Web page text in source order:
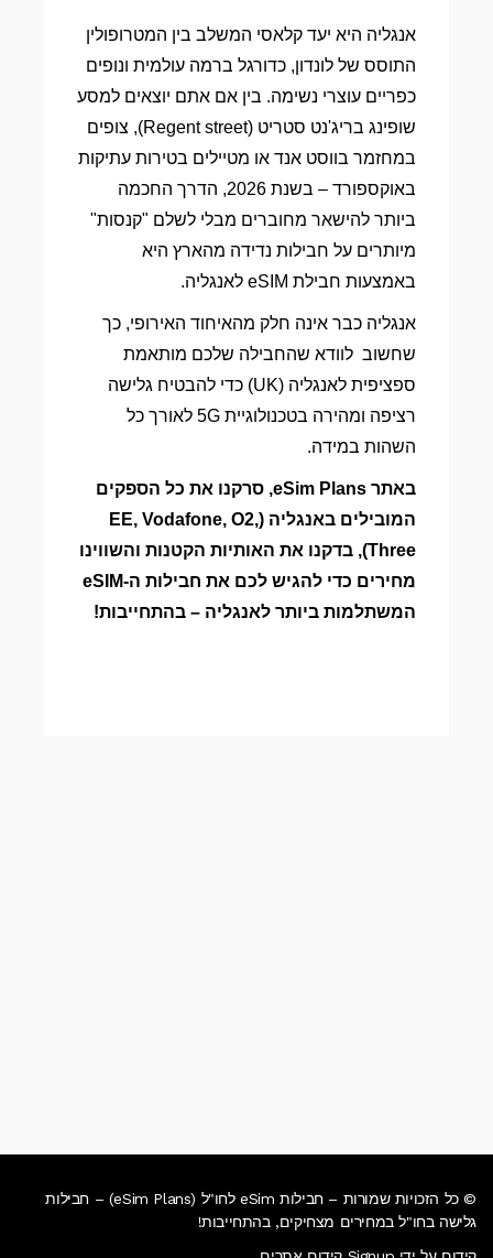
אנגליה היא יעד קלאסי המשלב בין המטרופולין
התוסס של לונדון, כדורגל ברמה עולמית ונופים
כפריים עוצרי נשימה. בין אם אתם יוצאים למסע
שופינג בריג'נט סטריט (Regent street), צופים
במחזמר בווסט אנד או מטיילים בטירות עתיקות
באוקספורד – בשנת 2026, הדרך החכמה
ביותר להישאר מחוברים מבלי לשלם "קנסות"
מיותרים על חבילות נדידה מהארץ היא
באמצעות חבילת eSIM לאנגליה.
אנגליה כבר אינה חלק מהאיחוד האירופי, כך
שחשוב לוודא שהחבילה שלכם מותאמת
ספציפית לאנגליה (UK) כדי להבטיח גלישה
רציפה ומהירה בטכנולוגיית 5G לאורך כל
השהות במידה.
באתר eSim Plans, סרקנו את כל הספקים
המובילים באנגליה (EE, Vodafone, O2,
Three), בדקנו את האותיות הקטנות והשווינו
מחירים כדי להגיש לכם את חבילות ה-eSIM
המשתלמות ביותר לאנגליה – בהתחייבות!
© כל הזכויות שמורות – חבילות eSim לחו"ל (eSim Plans) – חבילות
גלישה בחו"ל במחירים מצחיקים, בהתחייבות!